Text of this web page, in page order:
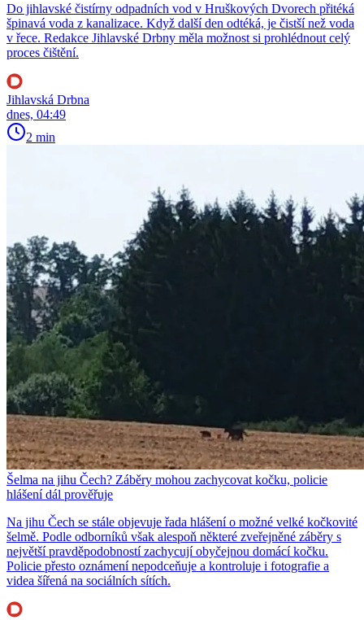
Do jihlavské čistírny odpadních vod v Hruškových Dvorech přitéká
špinavá voda z kanalizace. Když další den odtéká, je čistší než voda
v řece. Redakce Jihlavské Drbny měla možnost si prohlédnout celý
proces čištění.
Jihlavská Drbna
dnes, 04:49
2 min
Šelma na jihu Čech? Záběry mohou zachycovat kočku, policie
hlášení dál prověřuje
Na jihu Čech se stále objevuje řada hlášení o možné velké kočkovité
šelmě. Podle odborníků však alespoň některé zveřejněné záběry s
největší pravděpodobností zachycují obyčejnou domácí kočku.
Policie přesto oznámení nepodceňuje a kontroluje i fotografie a
videa šířená na sociálních sítích.